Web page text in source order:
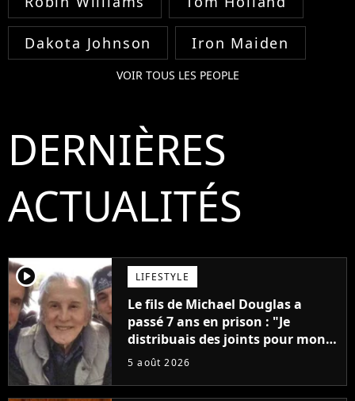
Dakota Johnson Iron Maiden
VOIR TOUS LES PEOPLE
DERNIÈRES
ACTUALITÉS
player2 LIFESTYLE
Le fils de Michael Douglas a
passé 7 ans en prison : "Je
distribuais des joints pour mon
père"
5 août 2026